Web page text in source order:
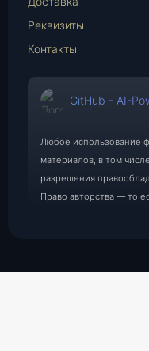
Реквизиты
Контакты
GitHub - AI-
Любое использование
материалов, в том
разрешения
Право авторства — то